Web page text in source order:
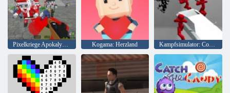
Pixelkriege Apokalypse Zombie Kogama: Herzland Kampfsimulator: Counter Stickman